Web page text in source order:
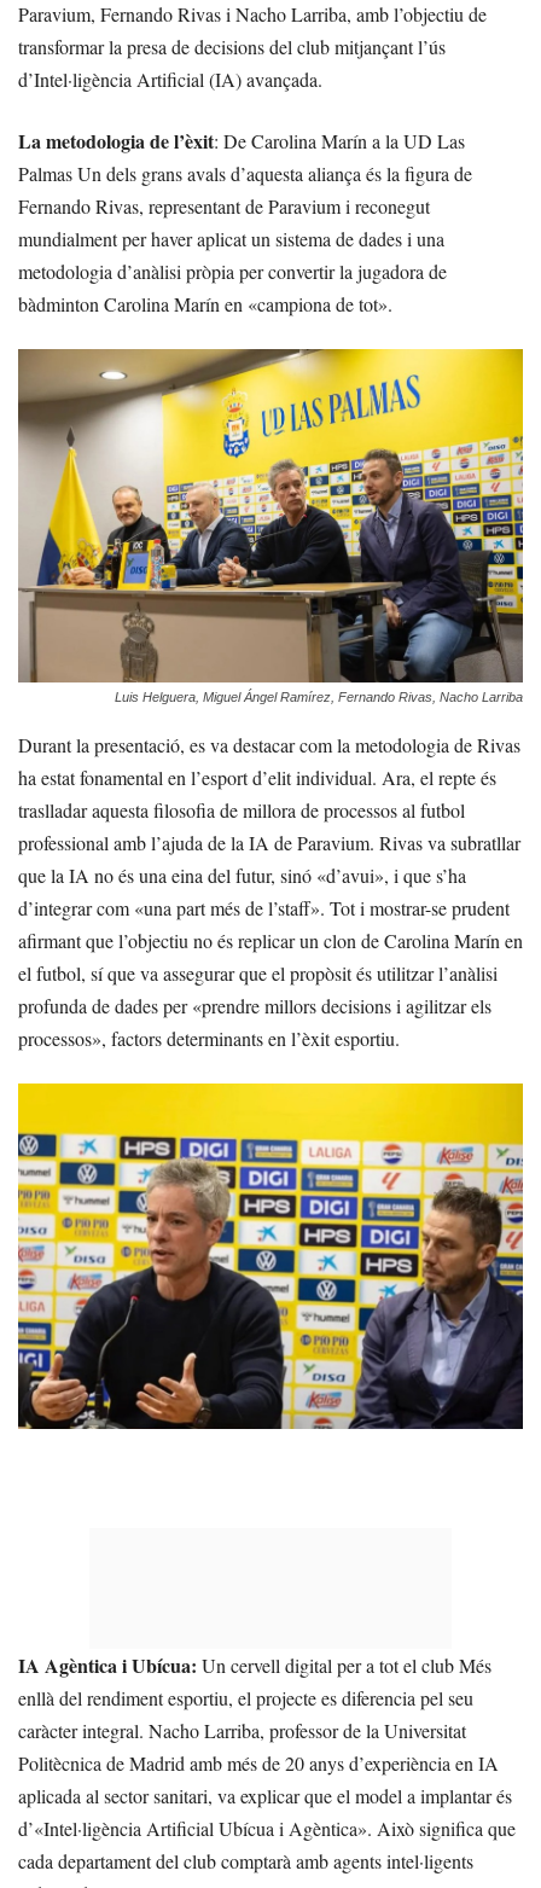
Paravium, Fernando Rivasi Nacho Larriba, amb l’objectiu de
transformar la presa de decisions del club mitjançant l’ús
d’Intel·ligència Artificial (IA) avançada.
La metodologia de l’èxit: De Carolina Marín a la UD Las
PalmasUn dels grans avals d’aquesta aliança és la figura de
Fernando Rivas, representant de Paravium i reconegut
mundialment per haver aplicat un sistema de dades i una
metodologia d’anàlisi pròpia per convertir la jugadora de
bàdminton Carolina Marín en «campiona de tot».
Luis Helguera, Miguel Ángel Ramírez, Fernando Rivas, Nacho Larriba
Durant la presentació, es va destacar com la metodologia de Rivas
ha estat fonamental en l’esport d’elit individual. Ara, el repte és
traslladar aquesta filosofia de millora de processos al futbol
professional amb l’ajuda de la IA de Paravium. Rivas va subratllar
que la IA no és una eina del futur, sinó «d’avui», i que s’ha
d’integrar com «una part més de l’staff». Tot i mostrar-se prudent
afirmant que l’objectiu no és replicar un clon de Carolina Marín en
el futbol, sí que va assegurar que el propòsit és utilitzar l’anàlisi
profunda de dades per «prendre millors decisions i agilitzar els
processos», factors determinants en l’èxit esportiu.
IA Agèntica i Ubícua: Un cervell digital per a tot el clubMés
enllà del rendiment esportiu, el projecte es diferencia pel seu
caràcter integral. Nacho Larriba, professor de la Universitat
Politècnica de Madrid amb més de 20 anys d’experiència en IA
aplicada al sector sanitari, va explicar que el model a implantar és
d’«Intel·ligència Artificial Ubícua i Agèntica». Això significa que
cada departament del club comptarà amb agents intel·ligents